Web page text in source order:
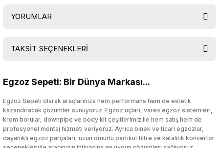
YORUMLAR
TAKSİT SEÇENEKLERİ
Egzoz Sepeti: Bir Dünya Markası...
Egzoz Sepeti olarak araçlarınıza hem performans hem de estetik
kazandıracak çözümler sunuyoruz. Egzoz uçları, varex egzoz sistemleri,
krom borular, downpipe ve body kit çeşitlerimiz ile hem satış hem de
profesyonel montaj hizmeti veriyoruz. Ayrıca binek ve ticari egzozlar,
dayanıklı egzoz parçaları, uzun ömürlü partikül filtre ve katalitik konvertör